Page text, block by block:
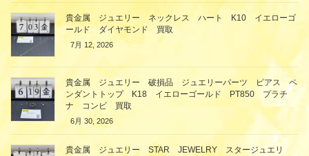
貴金属 ジュエリー ネックレス ハート K10 イエローゴ
ールド ダイヤモンド 買取
7月 12, 2026
貴金属 ジュエリー 破損品 ジュエリーパーツ ピアス ペ
ンダントトップ K18 イエローゴールド PT850 プラチ
ナ コンビ 買取
6月 30, 2026
貴金属 ジュエリー STAR JEWELRY スタージュエリ